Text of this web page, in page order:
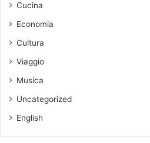
Cucina
Economia
Cultura
Viaggio
Musica
Uncategorized
English